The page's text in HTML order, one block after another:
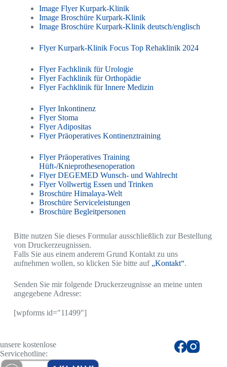
Image Flyer Kurpark-Klinik
Image Broschüre Kurpark-Klinik
Image Broschüre Kurpark-Klinik deutsch/englisch
Flyer Kurpark-Klinik Focus Top Rehaklinik 2024
Flyer Fachklinik für Urologie
Flyer Fachklinik für Orthopädie
Flyer Fachklinik für Innere Medizin
Flyer Inkontinenz
Flyer Stoma
Flyer Adipositas
Flyer Präoperatives Kontinenztraining
Flyer Präoperatives Training
Hüft-/Knieprothesenoperation
Flyer DEGEMED Wunsch- und Wahlrecht
Flyer Vollwertig Essen und Trinken
Broschüre Himalaya-Welt
Broschüre Serviceleistungen
Broschüre Begleitpersonen
Bitte nutzen Sie dieses Formular ausschließlich zur Bestellung
von Druckerzeugnissen.
Falls Sie aus einem anderem Grund Kontakt zu uns
aufnehmen wollen, so klicken Sie bitte auf „Kontakt“.
Senden Sie mir folgende Druckerzeugnisse an meine unten
angegebene Adresse:
[wpforms id="11499"]
unsere kostenlose
Servicehotline: